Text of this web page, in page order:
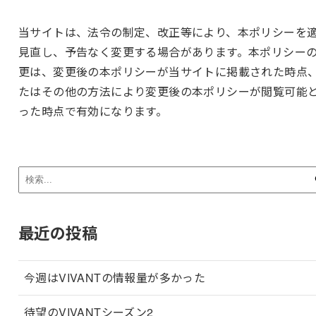
当サイトは、法令の制定、改正等により、本ポリシーを
見直し、予告なく変更する場合があります。本ポリシー
更は、変更後の本ポリシーが当サイトに掲載された時点
たはその他の方法により変更後の本ポリシーが閲覧可能
った時点で有効になります。
最近の投稿
今週はVIVANTの情報量が多かった
待望のVIVANTシーズン2